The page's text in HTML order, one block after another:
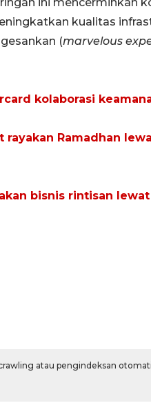
kualitas
(marvelous
kolaborasi
rayakan Ramadhan
bisnis rintisan
atau pengindeksan